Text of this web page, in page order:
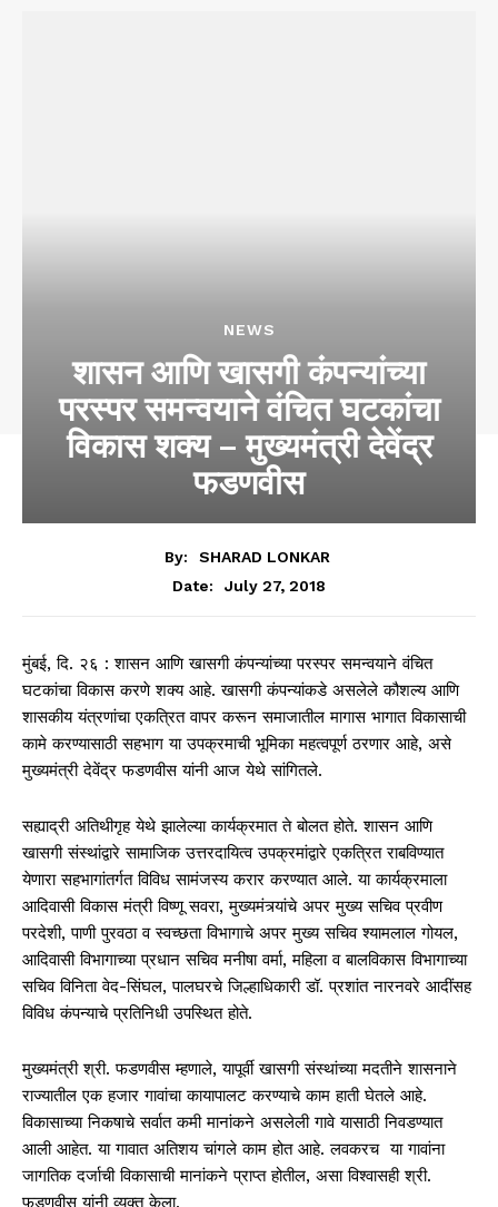
NEWS
शासन आणि खासगी कंपन्यांच्या
परस्पर समन्वयाने वंचित घटकांचा
विकास शक्य – मुख्यमंत्री देवेंद्र
फडणवीस
By:
SHARAD LONKAR
Date:
July 27, 2018
मुंबई, दि. २६ : शासन आणि खासगी कंपन्यांच्या परस्पर समन्वयाने वंचित
घटकांचा विकास करणे शक्य आहे. खासगी कंपन्यांकडे असलेले कौशल्य आणि
शासकीय यंत्रणांचा एकत्रित वापर करून समाजातील मागास भागात विकासाची
कामे करण्यासाठी सहभाग या उपक्रमाची भूमिका महत्वपूर्ण ठरणार आहे, असे
मुख्यमंत्री देवेंद्र फडणवीस यांनी आज येथे सांगितले.
सह्याद्री अतिथीगृह येथे झालेल्या कार्यक्रमात ते बोलत होते. शासन आणि
खासगी संस्थांद्वारे सामाजिक उत्तरदायित्व उपक्रमांद्वारे एकत्रित राबविण्यात
येणारा सहभागांतर्गत विविध सामंजस्य करार करण्यात आले. या कार्यक्रमाला
आदिवासी विकास मंत्री विष्णू सवरा, मुख्यमंत्र्यांचे अपर मुख्य सचिव प्रवीण
परदेशी, पाणी पुरवठा व स्वच्छता विभागाचे अपर मुख्य सचिव श्यामलाल गोयल,
आदिवासी विभागाच्या प्रधान सचिव मनीषा वर्मा, महिला व बालविकास विभागाच्या
सचिव विनिता वेद-सिंघल, पालघरचे जिल्हाधिकारी डॉ. प्रशांत नारनवरे आदींसह
विविध कंपन्याचे प्रतिनिधी उपस्थित होते.
मुख्यमंत्री श्री. फडणवीस म्हणाले, यापूर्वी खासगी संस्थांच्या मदतीने शासनाने
राज्यातील एक हजार गावांचा कायापालट करण्याचे काम हाती घेतले आहे.
विकासाच्या निकषाचे सर्वात कमी मानांकने असलेली गावे यासाठी निवडण्यात
आली आहेत. या गावात अतिशय चांगले काम होत आहे. लवकरच या गावांना
जागतिक दर्जाची विकासाची मानांकने प्राप्त होतील, असा विश्वासही श्री.
फडणवीस यांनी व्यक्त केला.